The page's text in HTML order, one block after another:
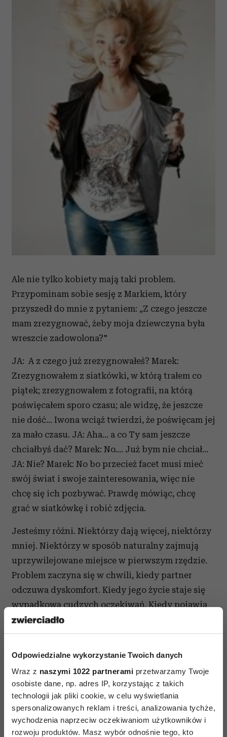
Odpowiedzialne wykorzystanie Twoich danych
Wraz z naszymi 1022 partnerami przetwarzamy Twoje
osobiste dane, np. adres IP, korzystając z takich
technologii jak pliki cookie, w celu wyświetlania
spersonalizowanych reklam i treści, analizowania tychże,
wychodzenia naprzeciw oczekiwaniom użytkowników i
rozwoju produktów. Masz wybór odnośnie tego, kto
Ale nie tylko kobiety mają taki problem.
Przypominam sobie sesję z Markiem, który
przyszedł do mnie z pytaniem: „Z czego jeszcze
mam zrezygnować, żeby moja dziewczyna była
wreszcie zadowolona?"
JA: A z czego już zrezygnowałeś? Marek:
Zrezygnowałem z siatkówki, w którą trałem co
piątek; zrezygnowałem z fotografii, na którą
poświęcałem sporo czasu; ale widzę, że jeszcze
nie dość… Iwona wciąż twierdzi, że poświęcam jej
za mało czasu. JA: Aha… a co Ty sam jeszcze
chciałbyś dać? Marek: No…. Już bym nie chciał…
JA: Nie? Marek: No bo przecież facet musi mieć
swój świat i swoje zainteresowania, więc nie
chcę się ich pozbywać. Prawdę mówiąc, chcę
grać w siatkówkę i robić zdjęcia.
Jesteśmy różni. Niektórzy dają więcej, niektórzy
mniej. Niektórzy w sposób naturalny zajmują
uprzywilejowane miejsce w pierwszym rzędzie.
Problem zaczyna się w chwili, kiedy partner
odczuwa dyskomfort. Kiedy jego życie staje się
wypadkową cudzych oczekiwań. Kiedy pojawia
się określenie – egoista.
Twoje życie zadaj sobie pytanie:
Czy bardziej pożądanym i interesującym
partnerem jest osoba, która wnosi do
związku swoje zainteresowania, pasje,
marzenia, potrzeby czy ktoś kto spełnia